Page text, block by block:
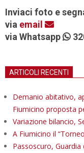
Inviaci foto e
via email
via Whatsapp
ARTICOLI RECENTI
Demanio abitativo,
Fiumicino proposta
Variazione bilancio,
A Fiumicino il
Passoscuro,